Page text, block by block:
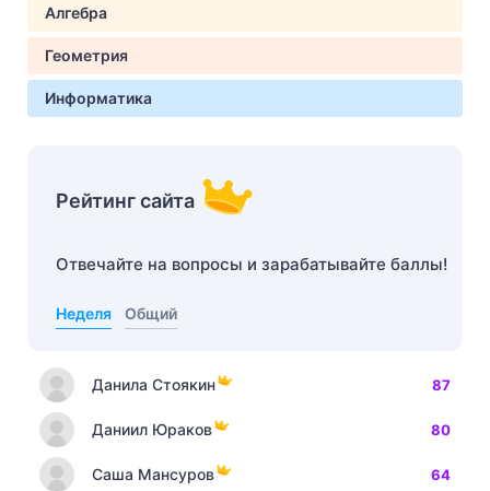
Алгебра
Геометрия
Информатика
Рейтинг сайта
Отвечайте на вопросы и зарабатывайте баллы!
Неделя Общий
Данила Стоякин 87
Даниил Юраков 80
Саша Мансуров 64